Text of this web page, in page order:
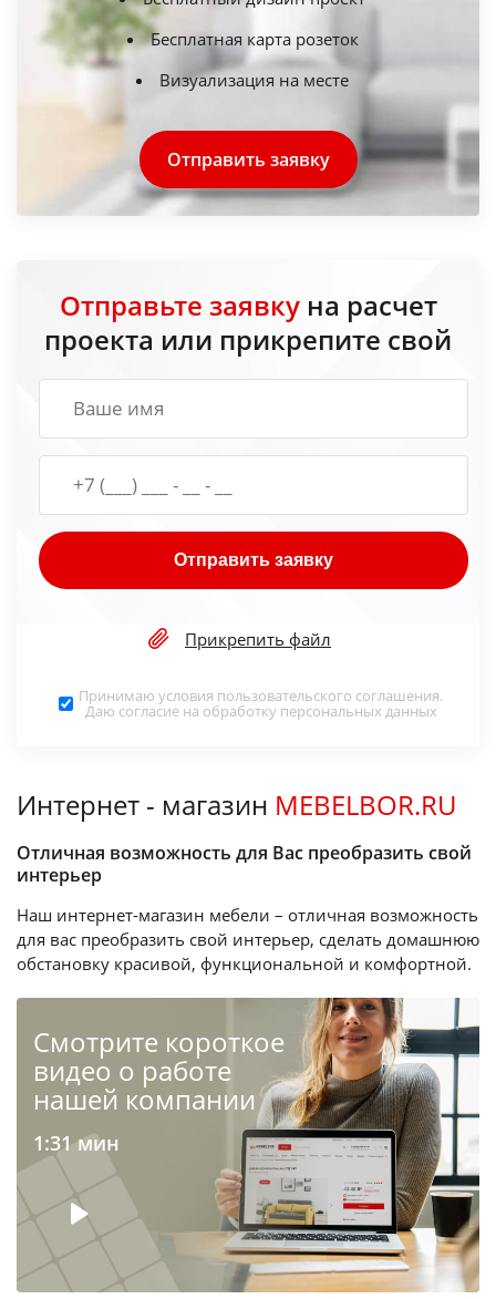
Бесплатная карта розеток
Визуализация на месте
Отправить заявку
Отправьте заявкуна расчет
проекта или прикрепите свой
Отправить заявку
Прикрепить файл
Принимаю условия пользовательского соглашения.
Даю согласие на обработку персональных данных
Интернет - магазин MEBELBOR.RU
Отличная возможность для Вас преобразить свой
интерьер
Наш интернет-магазин мебели – отличная возможность
для вас преобразить свой интерьер, сделать домашнюю
обстановку красивой, функциональной и комфортной.
Cмотрите короткое
видео о работе
нашей компании
1:31 мин